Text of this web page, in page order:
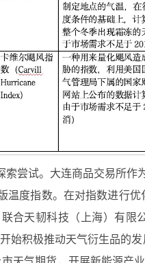
尝试。大连商品交易所
温度指数。在对指数进行
合天韧科技（上海）有
始积极推动天气衍生品的